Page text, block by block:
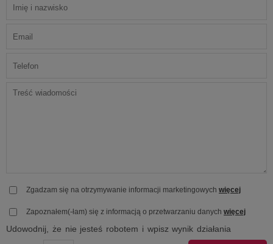
Zgadzam się na otrzymywanie informacji marketingowych więcej
Zapoznałem(-łam) się z informacją o przetwarzaniu danych więcej
Udowodnij, że nie jesteś robotem i wpisz wynik działania